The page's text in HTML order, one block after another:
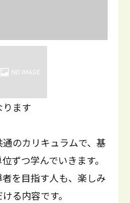
ます
のカリキュラムで、基
ずつ学んでいきます。
を目指す人も、楽しみ
る内容です。